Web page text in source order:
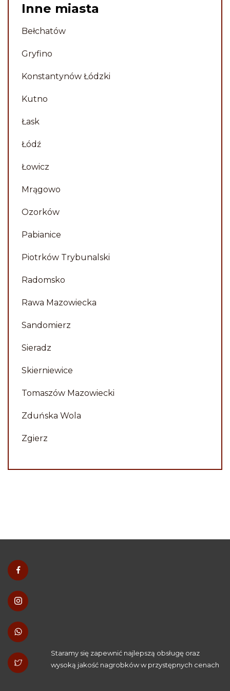
była miła i wyrozumiała, jakość
Polecam.
Inne miasta
Bełchatów
Gryfino
Konstantynów Łódzki
Kutno
Łask
Łódź
Łowicz
Mrągowo
Ozorków
Pabianice
Piotrków Trybunalski
Radomsko
Rawa Mazowiecka
Sandomierz
Sieradz
Skierniewice
Tomaszów Mazowiecki
Zduńska Wola
Zgierz
Staramy się zapewnić najlepszą obsługę oraz
wysoką jakość nagrobków w przystępnych cenach